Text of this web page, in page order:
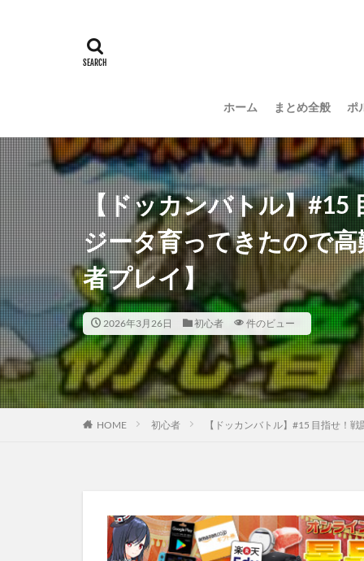
ホーム まとめ全般 ポ
【ドッカンバトル】#15
ジータ育ってきたので
者プレイ】
2026年3月26日 初心者 件のビュー
HOME 初心者 【ドッカンバトル】#15 目指せ！